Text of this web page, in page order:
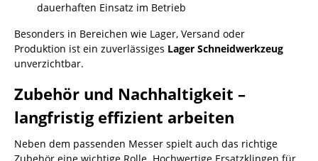
dauerhaften Einsatz im Betrieb
Besonders in Bereichen wie Lager, Versand oder
Produktion ist ein zuverlässiges Lager Schneidwerkzeug
unverzichtbar.
Zubehör und Nachhaltigkeit –
langfristig effizient arbeiten
Neben dem passenden Messer spielt auch das richtige